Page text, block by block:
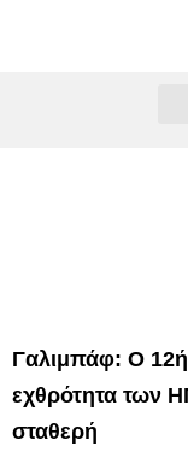
Γαλιμπάφ: Ο
εχθρότητα των
σταθερή